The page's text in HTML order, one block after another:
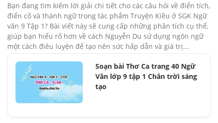
Bạn đang tìm kiếm lời giải chi tiết cho các câu hỏi về điển tích,
điển cố và thành ngữ trong tác phẩm Truyện Kiều ở SGK Ngữ
văn 9 Tập 1? Bài viết này sẽ cung cấp những phân tích cụ thể,
giúp bạn hiểu rõ hơn về cách Nguyễn Du sử dụng ngôn ngữ
một cách điêu luyện để tạo nên sức hấp dẫn và giá trị...
Soạn bài Thơ Ca trang 40 Ngữ
Văn lớp 9 tập 1 Chân trời sáng
tạo